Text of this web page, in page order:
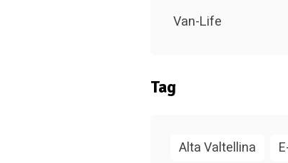
Van-Life
Tag
Alta Valtellina